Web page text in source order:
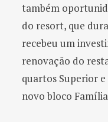
também
do resort, que
recebeu um
renovação do
quartos Superior
novo bloco